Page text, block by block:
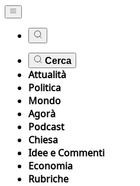
Cerca
Attualità
Politica
Mondo
Agorà
Podcast
Chiesa
Idee e Commenti
Economia
Rubriche